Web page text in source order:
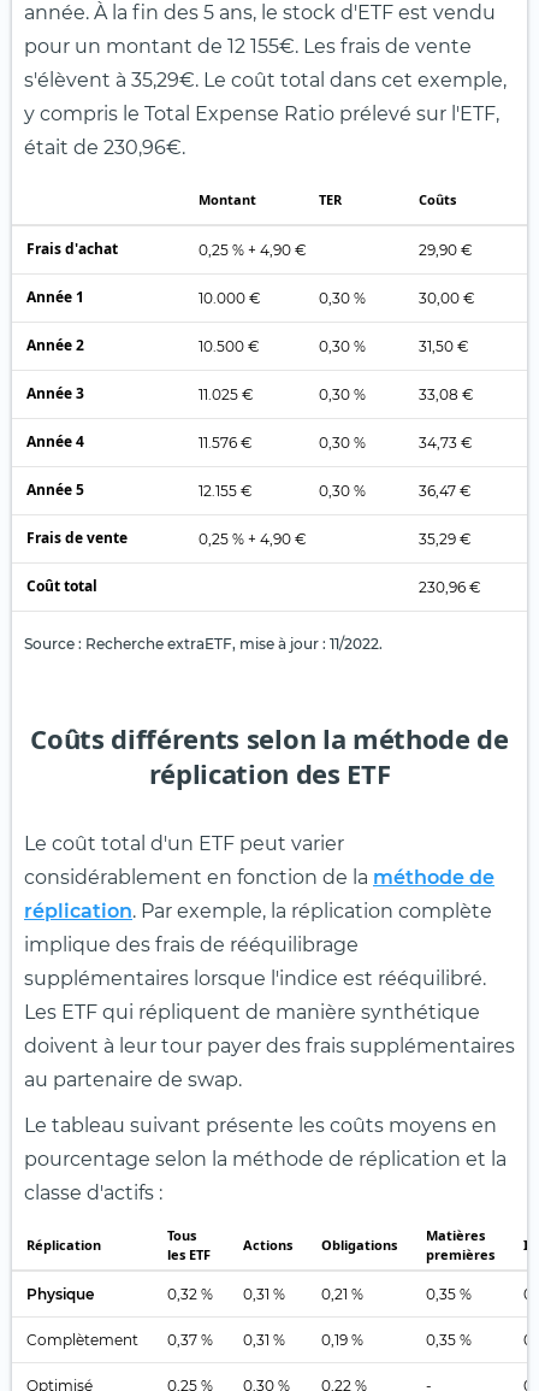
année. À la fin des 5 ans, le stock d'ETF est vendu
pour un montant de 12 155€. Les frais de vente
s'élèvent à 35,29€. Le coût total dans cet exemple,
y compris le Total Expense Ratio prélevé sur l'ETF,
était de 230,96€.
Montant TER Coûts
Frais d'achat 0,25 % + 4,90 € 29,90 €
Année 1 10.000 € 0,30 % 30,00 €
Année 2 10.500 € 0,30 % 31,50 €
Année 3 11.025 € 0,30 % 33,08 €
Année 4 11.576 € 0,30 % 34,73 €
Année 5 12.155 € 0,30 % 36,47 €
Frais de vente 0,25 % + 4,90 € 35,29 €
Coût total 230,96 €
Source : Recherche extraETF, mise à jour : 11/2022.
Coûts différents selon la méthode de
réplication des ETF
Le coût total d'un ETF peut varier
considérablement en fonction de la méthode de
réplication. Par exemple, la réplication complète
implique des frais de rééquilibrage
supplémentaires lorsque l'indice est rééquilibré.
Les ETF qui répliquent de manière synthétique
doivent à leur tour payer des frais supplémentaires
au partenaire de swap.
Le tableau suivant présente les coûts moyens en
pourcentage selon la méthode de réplication et la
classe d'actifs :
Réplication
Tous
les ETF
Actions Obligations
Matières
premières
Physique 0,32 % 0,31 % 0,21 % 0,35 %
Complètement 0,37 % 0,31 % 0,19 % 0,35 %
Optimisé 0,25 % 0,30 % 0,22 % -